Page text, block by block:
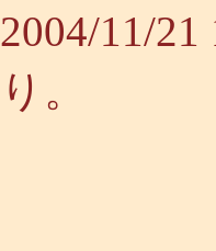
2004/11/
り。